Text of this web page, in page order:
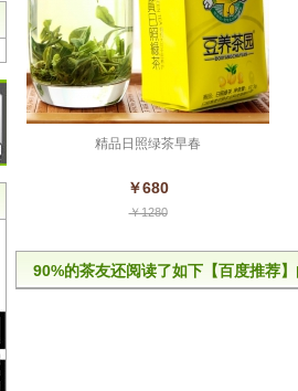
精品日照绿茶早春
￥680
￥1280
90%的茶友还阅读了如下【百度推荐